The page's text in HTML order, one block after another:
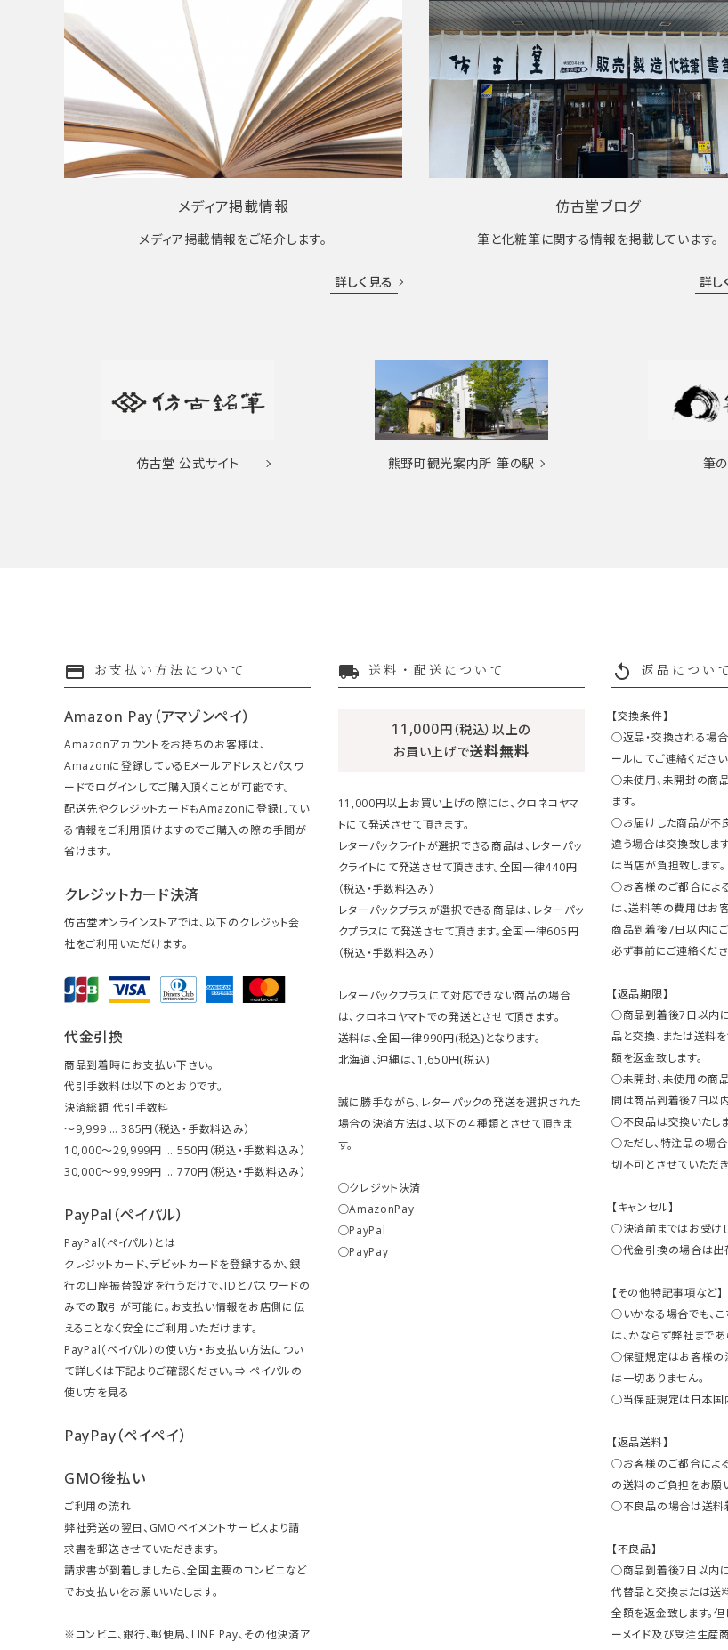
メディア掲載情報
メディア掲載情報をご紹介します。
詳しく見る
仿古堂ブログ
筆と化粧筆に関する情報を掲載しています。
詳し
仿古堂 公式サイト 熊野町観光案内所 筆の駅 筆
payment お支払い方法について
Amazon Pay（アマゾンペイ）
Amazonアカウントをお持ちのお客様は、
Amazonに登録しているEメールアドレスとパスワ
ードでログインしてご購入頂くことが可能です。
配送先やクレジットカードもAmazonに登録してい
る情報をご利用頂けますのでご購入の際の手間が
省けます。
クレジットカード決済
仿古堂オンラインストアでは、以下のクレジット会
社をご利用いただけます。
代金引換
商品到着時にお支払い下さい。
代引手数料は以下のとおりです。
決済総額 代引手数料
～9,999 … 385円（税込・手数料込み）
10,000～29,999円 … 550円（税込・手数料込み）
30,000～99,999円 … 770円（税込・手数料込み）
PayPal（ペイパル）
PayPal（ペイパル）とは
クレジットカード、デビットカードを登録するか、銀
行の口座振替設定を行うだけで、IDとパスワードの
みでの取引が可能に。お支払い情報をお店側に伝
えることなく安全にご利用いただけます。
PayPal（ペイパル）の使い方・お支払い方法につい
て詳しくは下記よりご確認ください。⇒ ペイパルの
使い方を見る
PayPay（ペイペイ）
GMO後払い
ご利用の流れ
弊社発送の翌日、GMOペイメントサービスより請
求書を郵送させていただきます。
請求書が到着しましたら、全国主要のコンビニなど
でお支払いをお願いいたします。
※コンビニ、銀行、郵便局、LINE Pay、その他決済ア
local_shipping 送料・配送について
11,000円（税込）以上の
お買い上げで送料無料
11,000円以上お買い上げの際には、クロネコヤマ
トにて発送させて頂きます。
レターパックライトが選択できる商品は、レターパッ
クライトにて発送させて頂きます。全国一律440円
（税込・手数料込み）
レターパックプラスが選択できる商品は、レターパッ
クプラスにて発送させて頂きます。全国一律605円
（税込・手数料込み）
レターパックプラスにて対応できない商品の場合
は、クロネコヤマトでの発送とさせて頂きます。
送料は、全国一律990円(税込)となります。
北海道、沖縄は、1,650円(税込)
誠に勝手ながら、レターパックの発送を選択された
場合の決済方法は、以下の４種類とさせて頂きま
す。
○クレジット決済
○AmazonPay
○PayPal
○PayPay
replay 返品について
【交換条件】
○返品・交換される場
ールにてご連絡ください
○未使用、未開封の商品
ます。
○お届けした商品が不
違う場合は交換致しま
は当店が負担致します。
○お客様のご都合によ
は、送料等の費用はお
商品到着後7日以内に
必ず事前にご連絡くださ
【返品期限】
○商品到着後7日以内
品と交換、または送料
額を返金致します。
○未開封、未使用の商品
間は商品到着後7日以内
○不良品は交換いたしま
○ただし、特注品の場
切不可とさせていただき
【キャンセル】
○決済前まではお受けし
○代金引換の場合は出
【その他特記事項など】
○いかなる場合でも、
は、かならず弊社まであ
○保証規定はお客様の
は一切ありません。
○当保証規定は日本国
【返品送料】
○お客様のご都合によ
の送料のご負担をお願
○不良品の場合は送料
【不良品】
○商品到着後7日以内に
代替品と交換または送
全額を返金致します。
ーメイド及び受注生産